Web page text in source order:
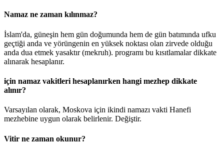
Namaz ne zaman kılınmaz?
İslam'da, güneşin hem gün doğumunda hem de gün batımında ufku
geçtiği anda ve yörüngenin en yüksek noktası olan zirvede olduğu
anda dua etmek yasaktır (mekruh). programı bu kısıtlamalar dikkate
alınarak hesaplanır.
için namaz vakitleri hesaplanırken hangi mezhep dikkate
alınır?
Varsayılan olarak, Moskova için ikindi namazı vakti Hanefi
mezhebine uygun olarak belirlenir. Değiştir.
Vitir ne zaman okunur?